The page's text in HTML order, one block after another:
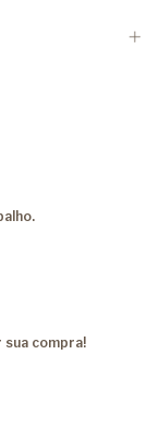
sua compra!